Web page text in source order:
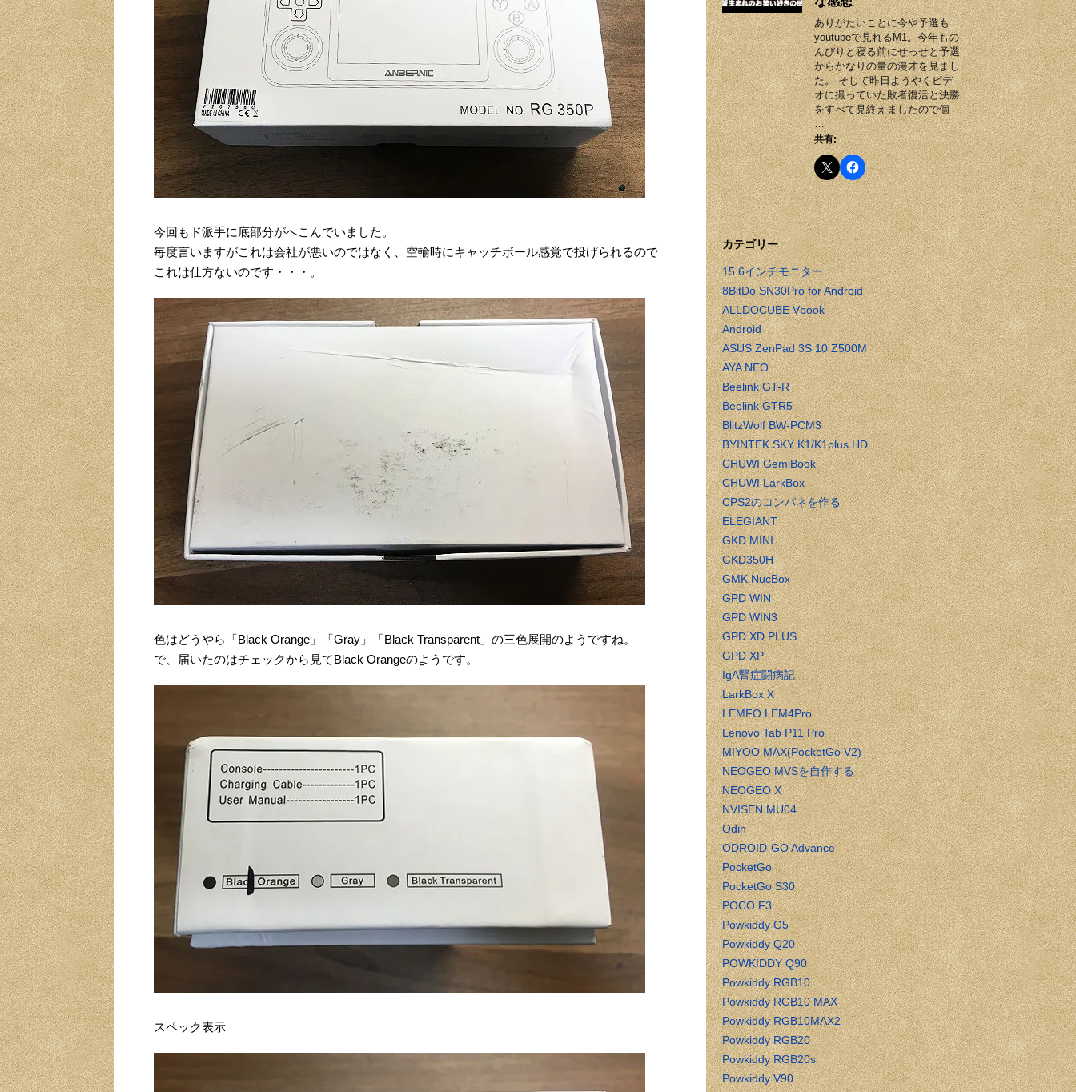
今回もド派手に底部分がへこんでいました。
毎度言いますがこれは会社が悪いのではなく、空輸時にキャッチボール感覚で投げられるので
これは仕方ないのです・・・。
色はどうやら「Black Orange」「Gray」「Black Transparent」の三色展開のようですね。
で、届いたのはチェックから見てBlack Orangeのようです。
スペック表示
ありがたいことに今や予選も
youtubeで見れるM1。今年もの
んびりと寝る前にせっせと予選
からかなりの量の漫才を見まし
た。 そして昨日ようやくビデ
オに撮っていた敗者復活と決勝
をすべて見終えましたので個
…
共有:
カテゴリー
15.6インチモニター
8BitDo SN30Pro for Android
ALLDOCUBE Vbook
Android
ASUS ZenPad 3S 10 Z500M
AYA NEO
Beelink GT-R
Beelink GTR5
BlitzWolf BW-PCM3
BYINTEK SKY K1/K1plus HD
CHUWI GemiBook
CHUWI LarkBox
CPS2のコンパネを作る
ELEGIANT
GKD MINI
GKD350H
GMK NucBox
GPD WIN
GPD WIN3
GPD XD PLUS
GPD XP
IgA腎症闘病記
LarkBox X
LEMFO LEM4Pro
Lenovo Tab P11 Pro
MIYOO MAX(PocketGo V2)
NEOGEO MVSを自作する
NEOGEO X
NVISEN MU04
Odin
ODROID-GO Advance
PocketGo
PocketGo S30
POCO F3
Powkiddy G5
Powkiddy Q20
POWKIDDY Q90
Powkiddy RGB10
Powkiddy RGB10 MAX
Powkiddy RGB10MAX2
Powkiddy RGB20
Powkiddy RGB20s
Powkiddy V90